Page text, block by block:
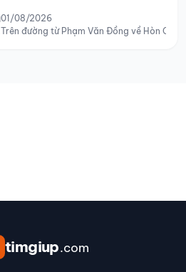
01/08/2026
Trên đường từ Phạm Văn Đồng về Hòn Chồng
timgiup.com